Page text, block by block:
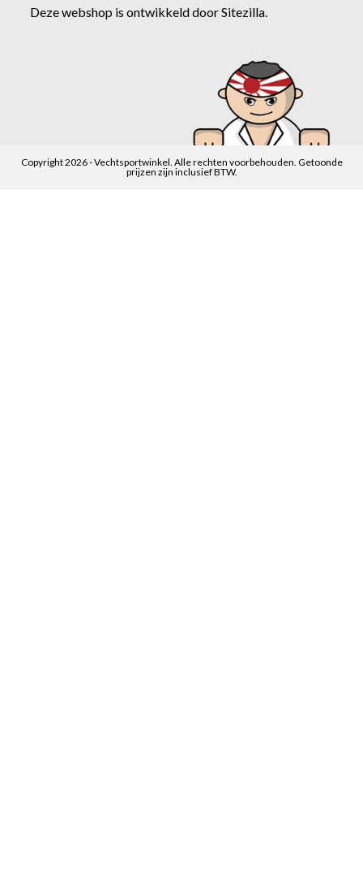
Deze webshop is ontwikkeld doorSitezilla
Copyright 2026 - Vechtsportwinkel. Alle rechten voorbehouden. Getoonde
prijzen zijn inclusief BTW.